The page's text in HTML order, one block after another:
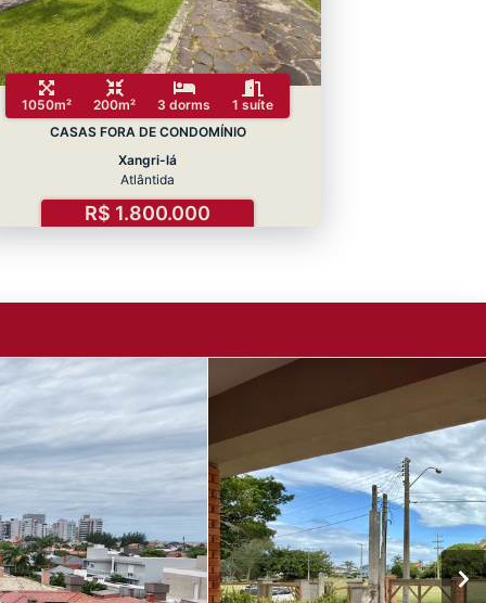
1050m² 200m² 3 dorms
1 suíte
CASAS FORA DE CONDOMÍNIO
Xangri-lá
Atlântida
R$ 1.800.000